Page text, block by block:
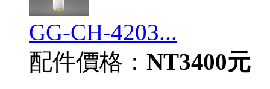
GG-CH-4203...
配件價格： NT3400元